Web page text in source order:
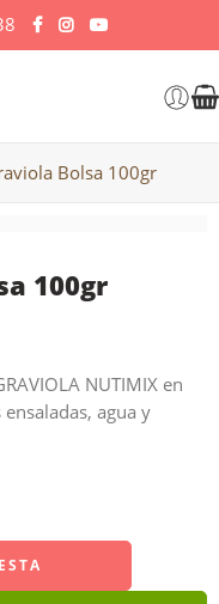
Bolsa 100gr
100gr
NUTIMIX en
agua y